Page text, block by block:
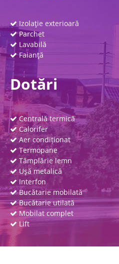
Izolaţie exterioară
Parchet
Lavabilă
Faianţă
Dotări
Centrală termică
Calorifer
Aer condiționat
Termopane
Tâmplărie lemn
Uşă metalică
Interfon
Bucătarie mobilată
Bucătarie utilată
Mobilat complet
Lift